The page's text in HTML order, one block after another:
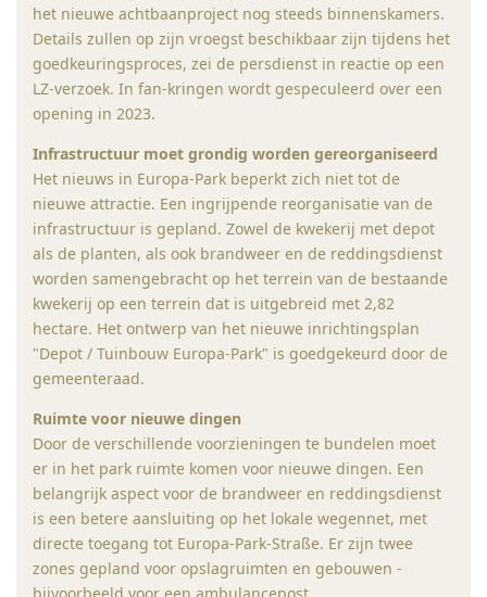
het nieuwe achtbaanproject nog steeds binnenskamers.
Details zullen op zijn vroegst beschikbaar zijn tijdens het
goedkeuringsproces, zei de persdienst in reactie op een
LZ-verzoek. In fan-kringen wordt gespeculeerd over een
opening in 2023.
Infrastructuur moet grondig worden gereorganiseerd
Het nieuws in Europa-Park beperkt zich niet tot de
nieuwe attractie. Een ingrijpende reorganisatie van de
infrastructuur is gepland. Zowel de kwekerij met depot
als de planten, als ook brandweer en de reddingsdienst
worden samengebracht op het terrein van de bestaande
kwekerij op een terrein dat is uitgebreid met 2,82
hectare. Het ontwerp van het nieuwe inrichtingsplan
"Depot / Tuinbouw Europa-Park" is goedgekeurd door de
gemeenteraad.
Ruimte voor nieuwe dingen
Door de verschillende voorzieningen te bundelen moet
er in het park ruimte komen voor nieuwe dingen. Een
belangrijk aspect voor de brandweer en reddingsdienst
is een betere aansluiting op het lokale wegennet, met
directe toegang tot Europa-Park-Straße. Er zijn twee
zones gepland voor opslagruimten en gebouwen -
bijvoorbeeld voor een ambulancepost.